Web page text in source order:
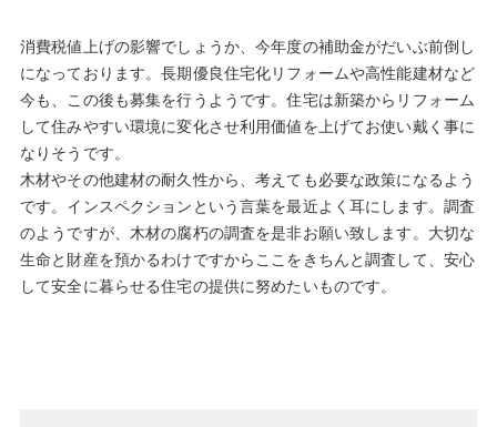
消費税値上げの影響でしょうか、今年度の補助金がだいぶ前倒し
になっております。長期優良住宅化リフォームや高性能建材など
今も、この後も募集を行うようです。住宅は新築からリフォーム
して住みやすい環境に変化させ利用価値を上げてお使い戴く事に
なりそうです。
木材やその他建材の耐久性から、考えても必要な政策になるよう
です。インスペクションという言葉を最近よく耳にします。調査
のようですが、木材の腐朽の調査を是非お願い致します。大切な
生命と財産を預かるわけですからここをきちんと調査して、安心
して安全に暮らせる住宅の提供に努めたいものです。